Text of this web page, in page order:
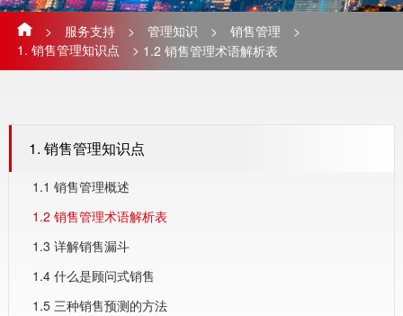
> 服务支持 > 管理知识 > 销售管理
>
1. 销售管理知识点
> 1.2 销售管理术语解析表
1. 销售管理知识点
1.1 销售管理概述
1.2 销售管理术语解析表
1.3 详解销售漏斗
1.4 什么是顾问式销售
1.5 三种销售预测的方法